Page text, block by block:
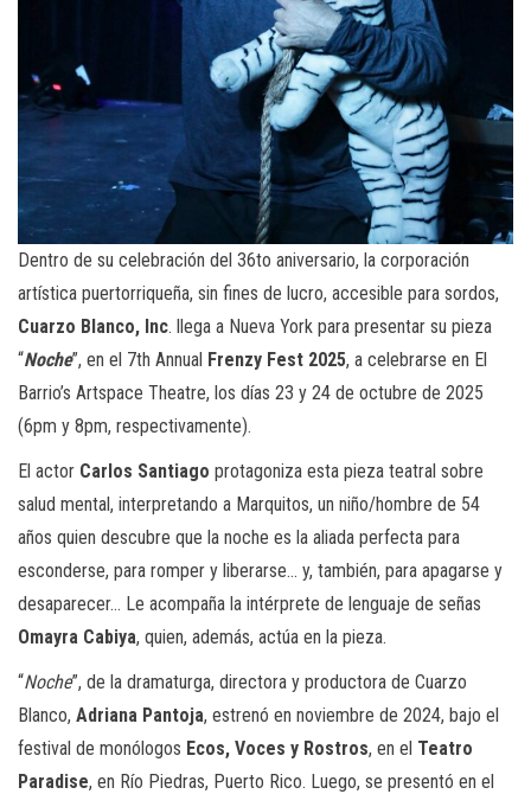
Dentro de su celebración del 36to aniversario, la corporación
artística puertorriqueña, sin fines de lucro, accesible para sordos,
Cuarzo Blanco, Inc. llega a Nueva York para presentar su pieza
“Noche”, en el 7th Annual Frenzy Fest 2025, a celebrarse en El
Barrio’s Artspace Theatre, los días 23 y 24 de octubre de 2025
(6pm y 8pm, respectivamente).
El actor Carlos Santiago protagoniza esta pieza teatral sobre
salud mental, interpretando a Marquitos, un niño/hombre de 54
años quien descubre que la noche es la aliada perfecta para
esconderse, para romper y liberarse… y, también, para apagarse y
desaparecer… Le acompaña la intérprete de lenguaje de señas
Omayra Cabiya, quien, además, actúa en la pieza.
“Noche”, de la dramaturga, directora y productora de Cuarzo
Blanco, Adriana Pantoja, estrenó en noviembre de 2024, bajo el
festival de monólogos Ecos, Voces y Rostros, en el Teatro
Paradise, en Río Piedras, Puerto Rico. Luego, se presentó en el